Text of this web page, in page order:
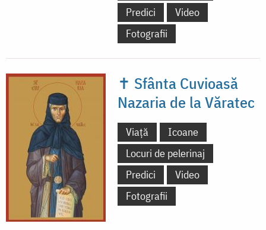
Predici
Video
Fotografii
✝ Sfânta Cuvioasă
Nazaria de la Văratec
Viață
Icoane
Locuri de pelerinaj
Predici
Video
Fotografii